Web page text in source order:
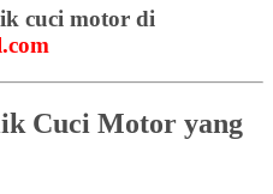
cuci motor di
Cuci Motor yang